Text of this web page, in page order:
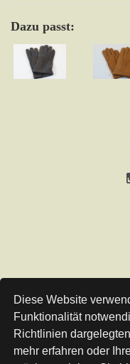
Diese Website
Funktionalität
Richtlinien
mehr erfahren oder
Dazu passt: